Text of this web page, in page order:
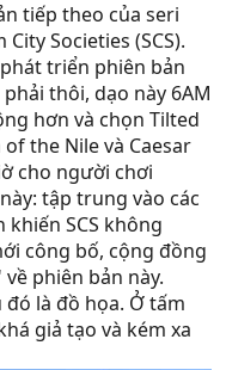
tiếp theo của seri
Societies (SCS).
triển phiên bản
thôi, dạo này 6AM
hơn và chọn Tilted
the Nile và Caesar
cho người chơi
tập trung vào các
khiến SCS không
công bố, cộng đồng
phiên bản này.
đó là đồ họa. Ở tấm
giả tạo và kém xa